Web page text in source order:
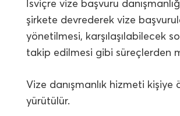
İsviçre vize başvuru
şirkete devrederek vize
yönetilmesi, karşılaşılabilecek
takip edilmesi gibi süreçlerden
Vize danışmanlık hizmeti
yürütülür.